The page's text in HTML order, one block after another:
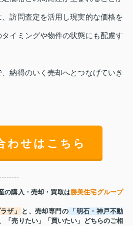
訪問査定を活用し現実的な価格を
イミングや物件の状態にも配慮す
納得のいく売却へとつなげていき
わせはこちら
の購入・売却・買取は勝美住宅グループ
ザ」 と、売却専門の 「明石・神戸不動
「売りたい」「買いたい」どちらのご相